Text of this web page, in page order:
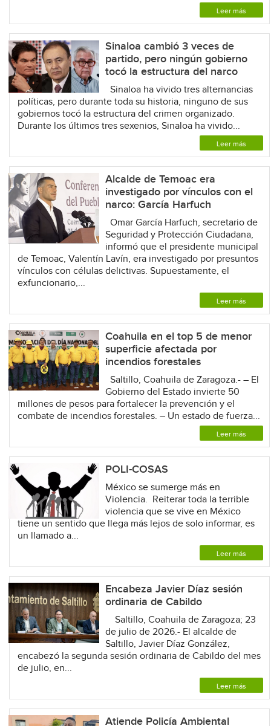
Leer más
Sinaloa cambió 3 veces de
partido, pero ningún gobierno
tocó la estructura del narco
Sinaloa ha vivido tres alternancias
políticas, pero durante toda su historia, ninguno de sus
gobiernos tocó la estructura del crimen organizado.
Durante los últimos tres sexenios, Sinaloa ha vivido...
Leer más
Alcalde de Temoac era
investigado por vínculos con el
narco: García Harfuch
Omar García Harfuch, secretario de
Seguridad y Protección Ciudadana,
informó que el presidente municipal
de Temoac, Valentín Lavín, era investigado por presuntos
vínculos con células delictivas. Supuestamente, el
exfuncionario,...
Leer más
Coahuila en el top 5 de menor
superficie afectada por
incendios forestales
Saltillo, Coahuila de Zaragoza.- – El
Gobierno del Estado invierte 50
millones de pesos para fortalecer la prevención y el
combate de incendios forestales. – Un estado de fuerza...
Leer más
POLI-COSAS
México se sumerge más en
Violencia. Reiterar toda la terrible
violencia que se vive en México
tiene un sentido que llega más lejos de solo informar, es
un llamado a...
Leer más
Encabeza Javier Díaz sesión
ordinaria de Cabildo
Saltillo, Coahuila de Zaragoza; 23
de julio de 2026.- El alcalde de
Saltillo, Javier Díaz González,
encabezó la segunda sesión ordinaria de Cabildo del mes
de julio, en...
Leer más
Atiende Policía Ambiental